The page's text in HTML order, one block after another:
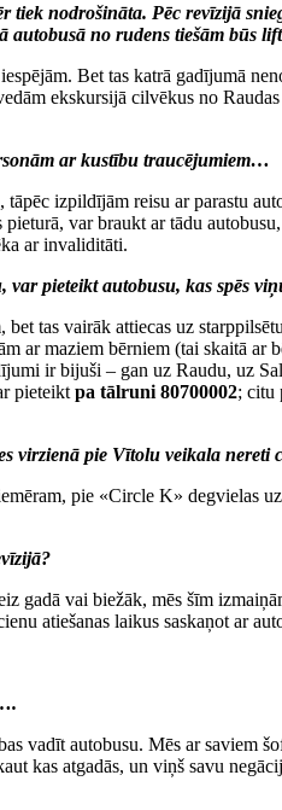
nodrošināta. Pēc revīzijā
autobusā no rudens tiešām būs
Bet tas katrā gadījumā
ekskursijā cilvēkus no
ar kustību traucējumiem…
izpildījām reisu ar parastu
var braukt ar tādu
ar invaliditāti.
pieteikt autobusu, kas spēs
tas vairāk attiecas uz
ar maziem bērniem (tai skaitā ar
ir bijuši – gan uz Raudu, uz
pieteikt pa tālruni 80700002; citu
virzienā pie Vītolu veikala nereti
pie «Circle K» degvielas
gadā vai biežāk, mēs šīm
atiešanas laikus saskaņot ar
autobusu. Mēs ar saviem
kas atgadās, un viņš savu